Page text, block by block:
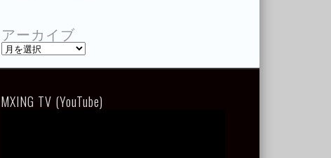
アーカイブ
ア
ー
カ
MXING TV (YouTube)